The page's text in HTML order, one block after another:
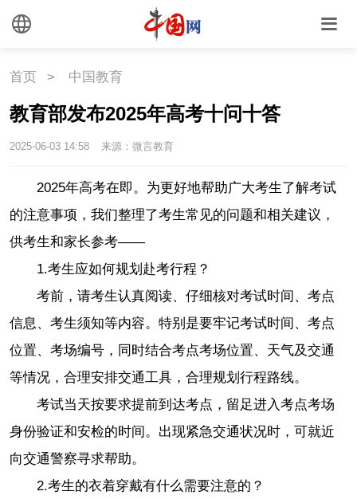
首页 > 中国教育
教育部发布2025年高考十问十答
2025-06-03 14:58 来源：微言教育
2025年高考在即。为更好地帮助广大考生了解考试
的注意事项，我们整理了考生常见的问题和相关建议，
供考生和家长参考——
1.考生应如何规划赴考行程？
考前，请考生认真阅读、仔细核对考试时间、考点
信息、考生须知等内容。特别是要牢记考试时间、考点
位置、考场编号，同时结合考点考场位置、天气及交通
等情况，合理安排交通工具，合理规划行程路线。
考试当天按要求提前到达考点，留足进入考点考场
身份验证和安检的时间。出现紧急交通状况时，可就近
向交通警察寻求帮助。
2.考生的衣着穿戴有什么需要注意的？